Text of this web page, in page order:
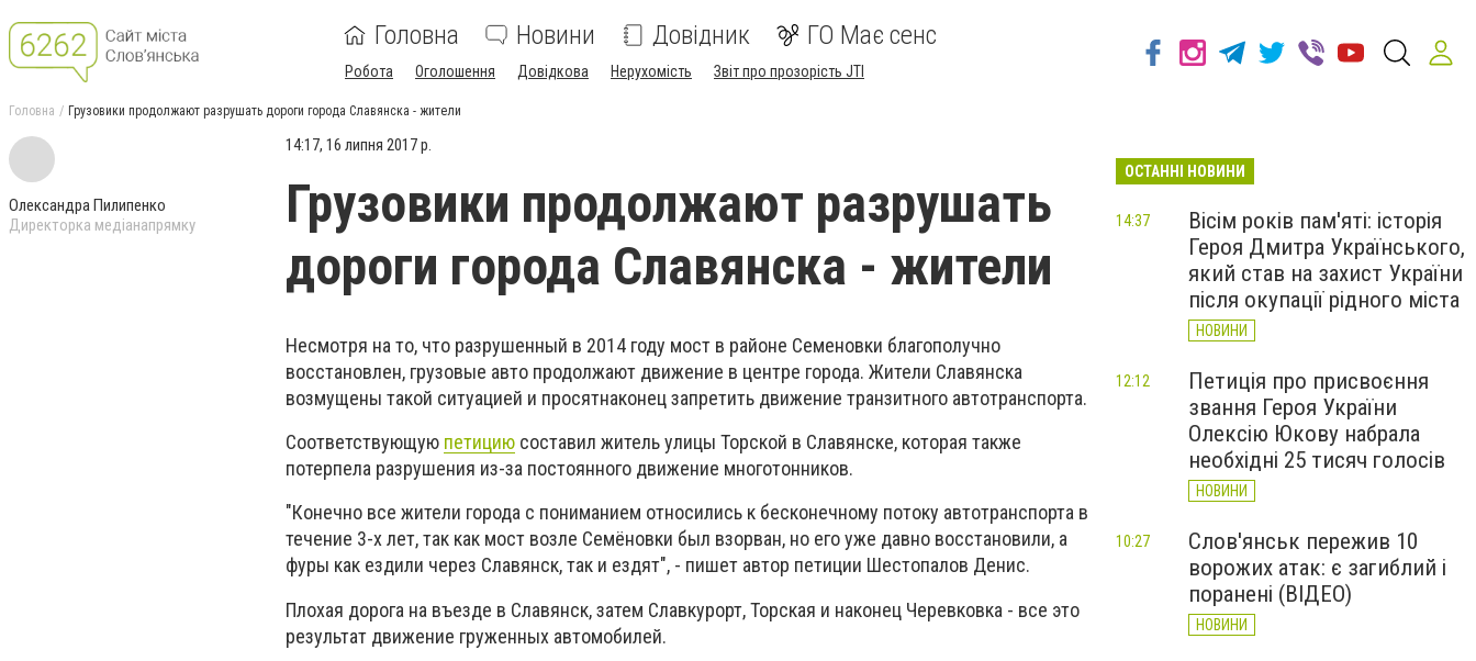
Головна Новини Довідник ГО Має сенс
Робота Оголошення Довідкова Нерухомість Звіт про прозорість JTI
Головна Грузовики продолжают разрушать дороги города Славянска - жители
Олександра Пилипенко
Директорка медіанапрямку
14:17, 16 липня 2017 р.
Грузовики продолжают разрушать
дороги города Славянска - жители
Несмотря на то, что разрушенный в 2014 году мост в районе Семеновки благополучно
восстановлен, грузовые авто продолжают движение в центре города. Жители Славянска
возмущены такой ситуацией и просятнаконец запретить движение транзитного автотранспорта.
Соответствующую петицию составил житель улицы Торской в Славянске, которая также
потерпела разрушения из-за постоянного движение многотонников.
"Конечно все жители города с пониманием относились к бесконечному потоку автотранспорта в
течение 3-х лет, так как мост возле Семёновки был взорван, но его уже давно восстановили, а
фуры как ездили через Славянск, так и ездят", - пишет автор петиции Шестопалов Денис.
Плохая дорога на въезде в Славянск, затем Славкурорт, Торская и наконец Черевковка - все это
результат движение груженных автомобилей.
ОСТАННІ НОВИНИ
Вісім років пам'яті: історія
Героя Дмитра Українського,
який став на захист України
після окупації рідного міста
НОВИНИ
14:37
Петиція про присвоєння
звання Героя України
Олексію Юкову набрала
необхідні 25 тисяч голосів
НОВИНИ
12:12
Слов'янськ пережив 10
ворожих атак: є загиблий і
поранені (ВІДЕО)
НОВИНИ
10:27